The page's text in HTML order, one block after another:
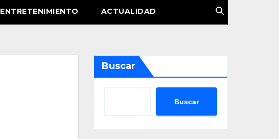
ENTRETENIMIENTO ACTUALIDAD
Buscar
Buscar